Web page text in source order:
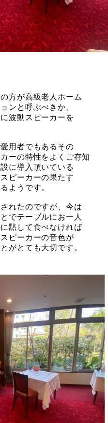
方が高級老人ホーム
ンと呼ぶべきか、
波動スピーカーを
用者でもあるその
ーの特性をよくご存知
に導入頂いている
ピーカーの果たす
ようです。
れたのですが、今は
でテーブルにお一人
黙して食べなければ
ピーカーの音色が
がとても大切です。